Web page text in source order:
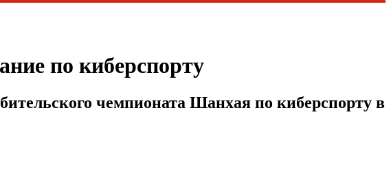
по киберспорту
чемпионата Шанхая по киберспорту в